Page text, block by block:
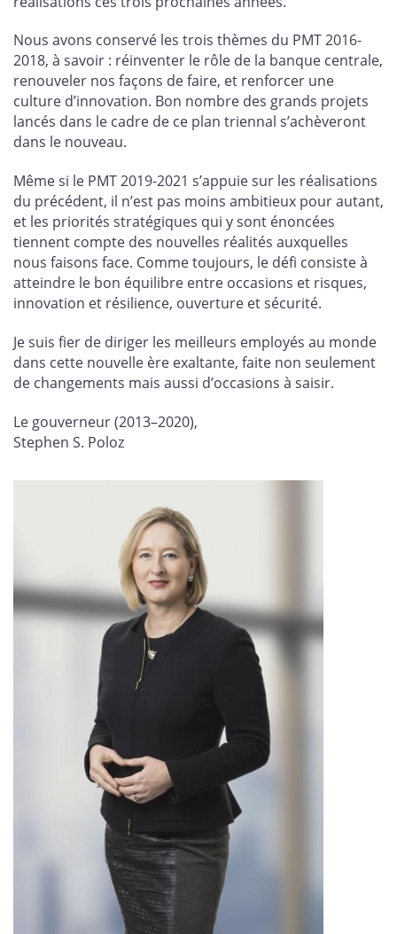
Nous avons conservé les trois thèmes du PMT 2016-
2018, à savoir : réinventer le rôle de la banque centrale,
renouveler nos façons de faire, et renforcer une
culture d’innovation. Bon nombre des grands projets
lancés dans le cadre de ce plan triennal s’achèveront
dans le nouveau.
Même si le PMT 2019-2021 s’appuie sur les réalisations
du précédent, il n’est pas moins ambitieux pour autant,
et les priorités stratégiques qui y sont énoncées
tiennent compte des nouvelles réalités auxquelles
nous faisons face. Comme toujours, le défi consiste à
atteindre le bon équilibre entre occasions et risques,
innovation et résilience, ouverture et sécurité.
Je suis fier de diriger les meilleurs employés au monde
dans cette nouvelle ère exaltante, faite non seulement
de changements mais aussi d’occasions à saisir.
Le gouverneur (2013–2020),
Stephen S. Poloz